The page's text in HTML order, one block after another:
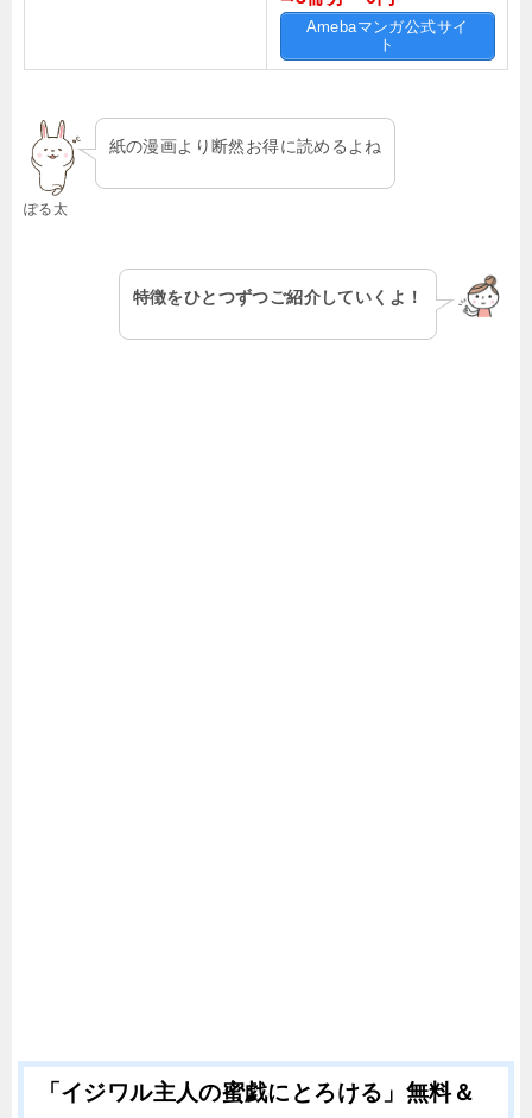
Amebaマンガ公式サイ
ト
ぽる太
紙の漫画より断然お得に読めるよね
特徴をひとつずつご紹介していくよ！
「イジワル主人の蜜戯にとろける」無料＆